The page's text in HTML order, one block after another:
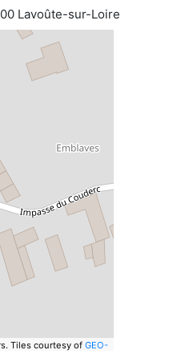
Lavoûte-sur-Loire
Tiles courtesy of GEO-